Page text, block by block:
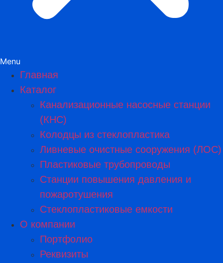
Menu
Главная
Каталог
Канализационные насосные станции
(КНС)
Колодцы из стеклопластика
Ливневые очистные сооружения (ЛОС)
Пластиковые трубопроводы​
Станции повышения давления и
пожаротушения
Стеклопластиковые емкости
О компании
Портфолио
Реквизиты